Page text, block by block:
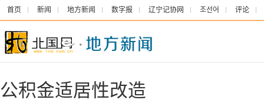
首页 新闻 地方新闻 数字报 辽宁记协网 조선어 评论
公积金适居性改造